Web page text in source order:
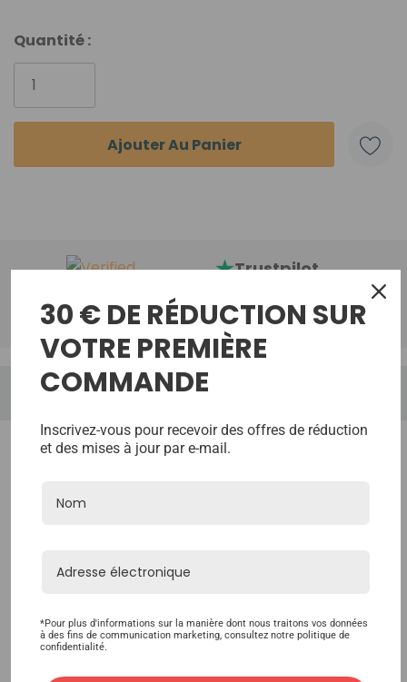
Quantité :
Trustpilot
TrustScore:Reviews:
30 € DE RÉDUCTION SUR
VOTRE PREMIÈRE
COMMANDE
Inscrivez-vous pour recevoir des offres de réduction
et des mises à jour par e-mail.
*Pour plus d'informations sur la manière dont nous traitons vos données
à des fins de communication marketing, consultez notre politique de
confidentialité.